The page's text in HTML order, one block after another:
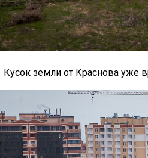
Кусок земли от Краснова уже